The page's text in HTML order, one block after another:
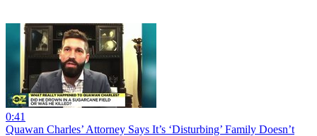
0:41
Quawan Charles’ Attorney Says It’s ‘Disturbing’ Family Doesn’t